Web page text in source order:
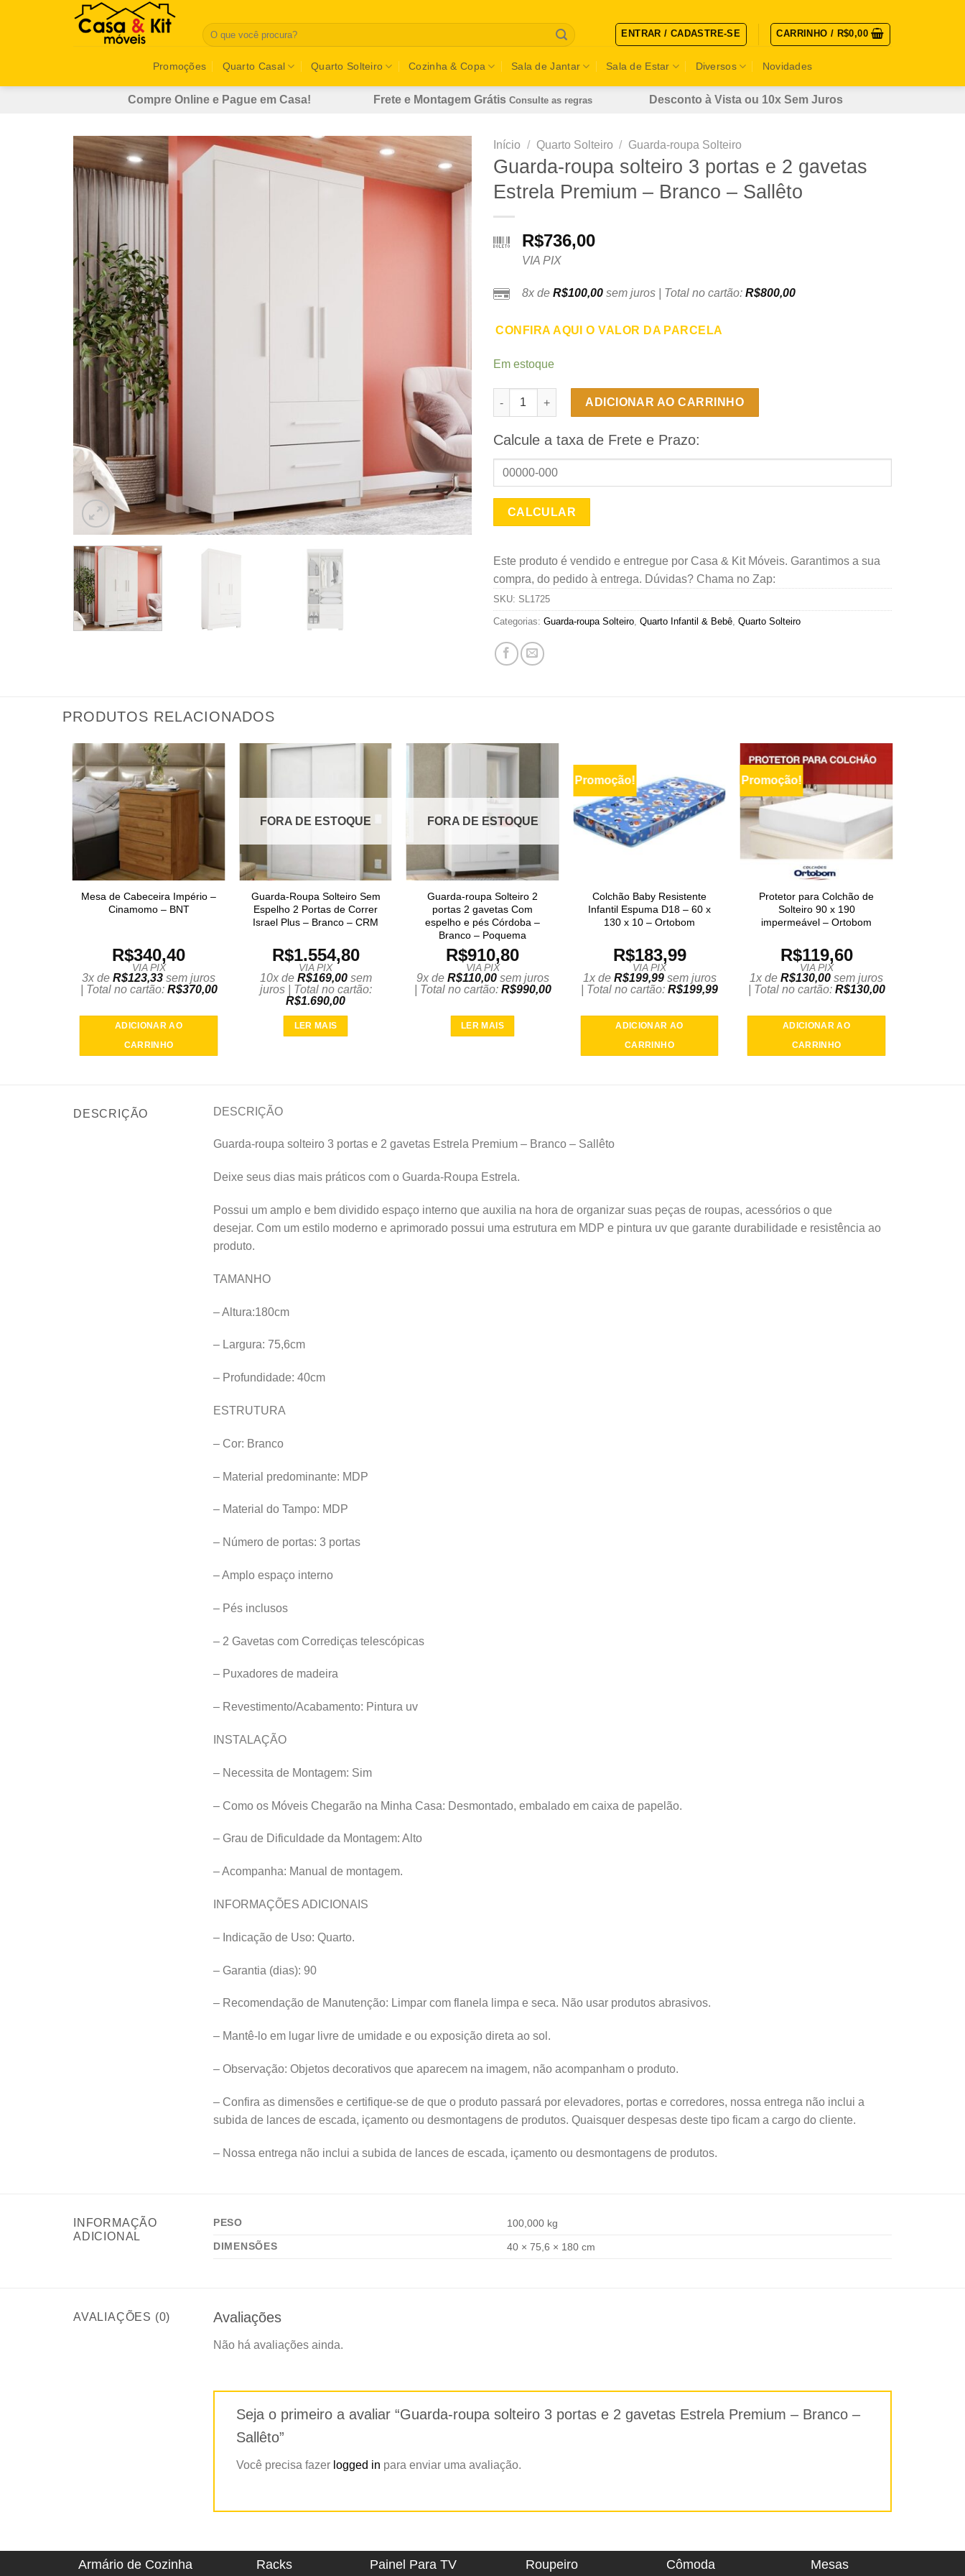
Pesquisar
por:
ENTRAR / CADASTRE-SE CARRINHO / R$0,00
Promoções Quarto Casal Quarto Solteiro Cozinha & Copa Sala de Jantar Sala de Estar Diversos Novidades
Compre Online e Pague em Casa! Frete e Montagem Grátis Consulte as regras Desconto à Vista ou 10x Sem Juros
Início / Quarto Solteiro / Guarda-roupa Solteiro
Guarda-roupa solteiro 3 portas e 2 gavetas
Estrela Premium – Branco – Sallêto
R$736,00
VIA PIX
8x de R$100,00 sem juros | Total no cartão: R$800,00
CONFIRA AQUI O VALOR DA PARCELA
Em estoque
Guarda-roupa solteiro 3 portas e 2 gavetas Estrela Premium - Branco - Sallêto quantidade
ADICIONAR AO CARRINHO
Calcule a taxa de Frete e Prazo:
Este produto é vendido e entregue por Casa & Kit Móveis. Garantimos a sua
compra, do pedido à entrega. Dúvidas? Chama no Zap:
SKU: SL1725
Categorias: Guarda-roupa Solteiro Quarto Infantil & Bebê Quarto Solteiro
PRODUTOS RELACIONADOS
Mesa de Cabeceira Império –
Cinamomo – BNT
R$340,40
VIA PIX
3x de R$123,33 sem juros
| Total no cartão: R$370,00
ADICIONAR AO
CARRINHO
FORA DE ESTOQUE
Guarda-Roupa Solteiro Sem
Espelho 2 Portas de Correr
Israel Plus – Branco – CRM
R$1.554,80
VIA PIX
10x de R$169,00sem
juros | Total no cartão:
R$1.690,00
LER MAIS
FORA DE ESTOQUE
Guarda-roupa Solteiro 2
portas 2 gavetas Com
espelho e pés Córdoba –
Branco – Poquema
R$910,80
VIA PIX
9x de R$110,00sem juros
| Total no cartão: R$990,00
LER MAIS
Promoção!
Colchão Baby Resistente
Infantil Espuma D18 – 60 x
130 x 10 – Ortobom
R$183,99
VIA PIX
1x de R$199,99sem juros
| Total no cartão: R$199,99
ADICIONAR AO
CARRINHO
Promoção!
Protetor para Colchão de
Solteiro 90 x 190
impermeável – Ortobom
R$119,60
VIA PIX
1x de R$130,00 sem juros
| Total no cartão: R$130,00
ADICIONAR AO
CARRINHO
DESCRIÇÃO DESCRIÇÃO
Guarda-roupa solteiro 3 portas e 2 gavetas Estrela Premium – Branco – Sallêto
Deixe seus dias mais práticos com o Guarda-Roupa Estrela.
Possui um amplo e bem dividido espaço interno que auxilia na hora de organizar suas peças de roupas, acessórios o que
desejar. Com um estilo moderno e aprimorado possui uma estrutura em MDP e pintura uv que garante durabilidade e resistência ao
produto.
TAMANHO
– Altura:180cm
– Largura: 75,6cm
– Profundidade: 40cm
ESTRUTURA
– Cor: Branco
– Material predominante: MDP
– Material do Tampo: MDP
– Número de portas: 3 portas
– Amplo espaço interno
– Pés inclusos
– 2 Gavetas com Corrediças telescópicas
– Puxadores de madeira
– Revestimento/Acabamento: Pintura uv
INSTALAÇÃO
– Necessita de Montagem: Sim
– Como os Móveis Chegarão na Minha Casa: Desmontado, embalado em caixa de papelão.
– Grau de Dificuldade da Montagem: Alto
– Acompanha: Manual de montagem.
INFORMAÇÕES ADICIONAIS
– Indicação de Uso: Quarto.
– Garantia (dias): 90
– Recomendação de Manutenção: Limpar com flanela limpa e seca. Não usar produtos abrasivos.
– Mantê-lo em lugar livre de umidade e ou exposição direta ao sol.
– Observação: Objetos decorativos que aparecem na imagem, não acompanham o produto.
– Confira as dimensões e certifique-se de que o produto passará por elevadores, portas e corredores, nossa entrega não inclui a
subida de lances de escada, içamento ou desmontagens de produtos. Quaisquer despesas deste tipo ficam a cargo do cliente.
– Nossa entrega não inclui a subida de lances de escada, içamento ou desmontagens de produtos.
INFORMAÇÃO
ADICIONAL
PESO
100,000 kg
DIMENSÕES
40 × 75,6 × 180 cm
AVALIAÇÕES (0) Avaliações
Não há avaliações ainda.
Seja o primeiro a avaliar “Guarda-roupa solteiro 3 portas e 2 gavetas Estrela Premium – Branco –
Sallêto”
Você precisa fazer logged in para enviar uma avaliação.
Armário de Cozinha Racks Painel Para TV Roupeiro Cômoda Mesas